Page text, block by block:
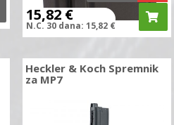
15,82 €
N.C. 30 dana: 15,82 €
Heckler & Koch Spremnik
za MP7